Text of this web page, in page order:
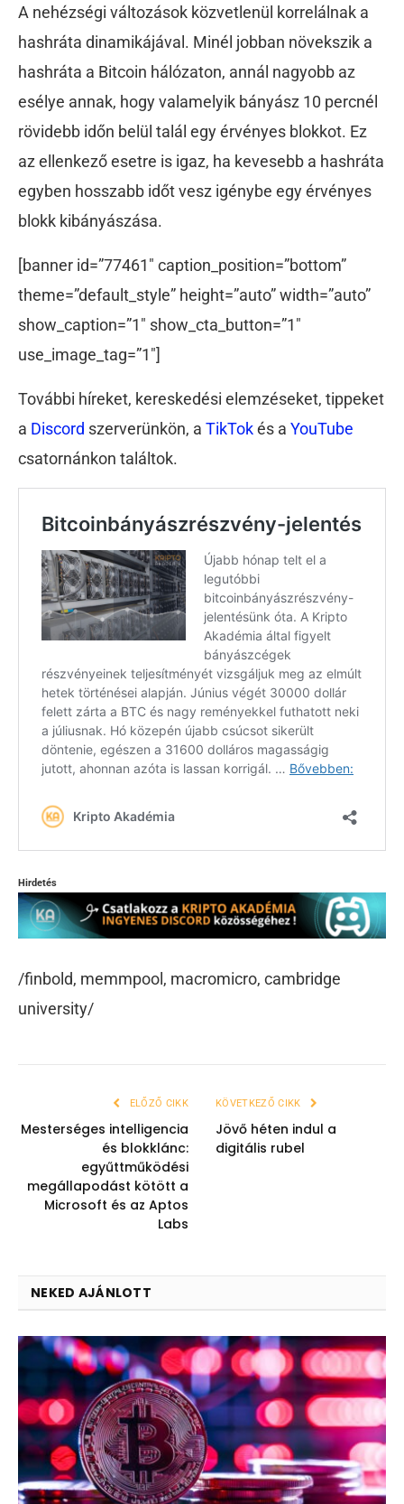
A nehézségi változások közvetlenül korrelálnak a
hashráta dinamikájával. Minél jobban növekszik a
hashráta a Bitcoin hálózaton, annál nagyobb az
esélye annak, hogy valamelyik bányász 10 percnél
rövidebb időn belül talál egy érvényes blokkot. Ez
az ellenkező esetre is igaz, ha kevesebb a hashráta
egyben hosszabb időt vesz igénybe egy érvényes
blokk kibányászása.
[banner id=”77461″ caption_position=”bottom”
theme=”default_style” height=”auto” width=”auto”
show_caption=”1″ show_cta_button=”1″
use_image_tag=”1″]
További híreket, kereskedési elemzéseket, tippeket
a Discord szerverünkön, a TikTokés a YouTube
csatornánkon találtok.
Hirdetés
/finbold, memmpool, macromicro, cambridge
university/
ELŐZŐ CIKK
Mesterséges intelligencia
és blokklánc:
egyűttműködési
megállapodást kötött a
Microsoft és az Aptos
Labs
KÖVETKEZŐ CIKK
Jövő héten indul a
digitális rubel
NEKED AJÁNLOTT